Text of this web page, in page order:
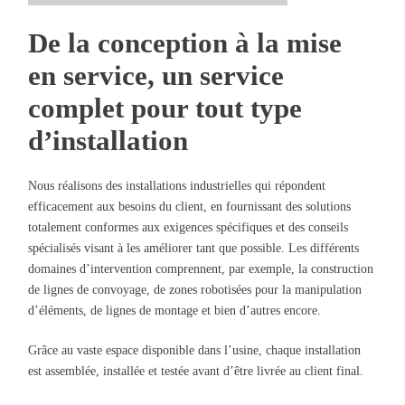
De la conception à la mise
en service, un service
complet pour tout type
d’installation
Nous réalisons des installations industrielles qui répondent
efficacement aux besoins du client, en fournissant des solutions
totalement conformes aux exigences spécifiques et des conseils
spécialisés visant à les améliorer tant que possible. Les différents
domaines d’intervention comprennent, par exemple, la construction
de lignes de convoyage, de zones robotisées pour la manipulation
d’éléments, de lignes de montage et bien d’autres encore.
Grâce au vaste espace disponible dans l’usine, chaque installation
est assemblée, installée et testée avant d’être livrée au client final.